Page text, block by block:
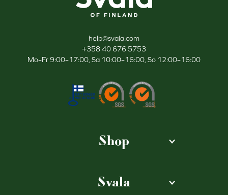
help@svala.com
+358 40 676 5753
Mo–Fr 9:00–17:00, Sa 10:00–16:00, So 12:00–16:00
Shop
Svala